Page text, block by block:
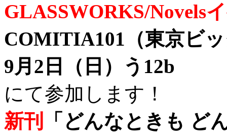
GLASSWORKS/Novels
COMITIA101（東京ビ
9月2日（日）う12b
にて参加します！
新刊
「どんなときも ど